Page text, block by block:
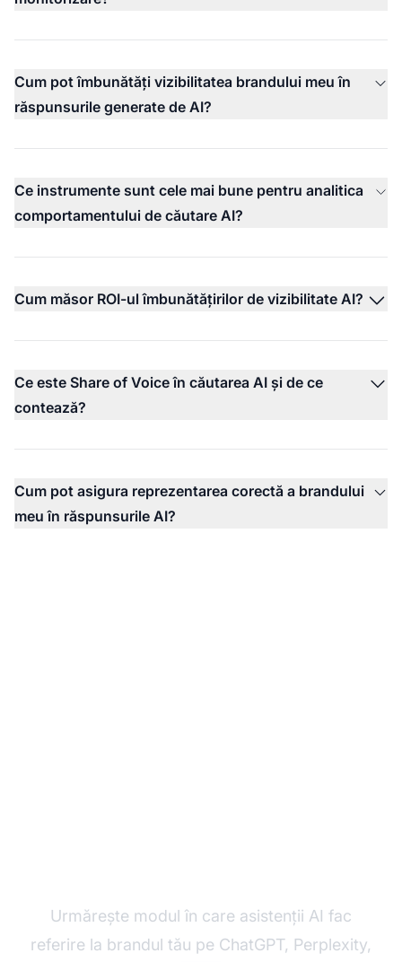
Cum pot îmbunătăți vizibilitatea brandului meu în
răspunsurile generate de AI?
Ce instrumente sunt cele mai bune pentru analitica
comportamentului de căutare AI?
Cum măsor ROI-ul îmbunătățirilor de vizibilitate AI?
Ce este Share of Voice în căutarea AI și de ce
contează?
Cum pot asigura reprezentarea corectă a brandului
meu în răspunsurile AI?
Urmărește modul în care asistenții AI fac
referire la brandul tău pe ChatGPT, Perplexity,